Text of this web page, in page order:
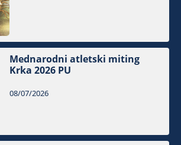
Mednarodni atletski miting
Krka 2026 PU
08/07/2026